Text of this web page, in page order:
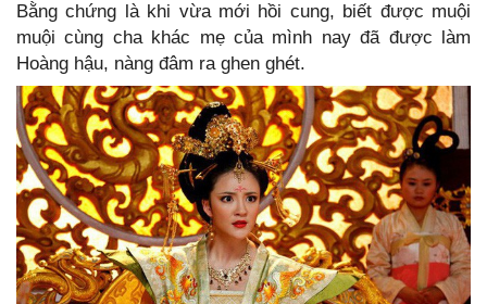
Bằng chứng là khi vừa mới hồi cung, biết được muội
muội cùng cha khác mẹ của mình nay đã được làm
Hoàng hậu, nàng đâm ra ghen ghét.